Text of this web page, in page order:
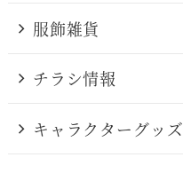
服飾雑貨
チラシ情報
キャラクターグッズ